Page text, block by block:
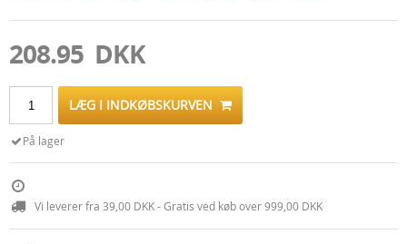
208.95 DKK
LÆG I INDKØBSKURVEN
På lager
Vi leverer fra 39,00 DKK - Gratis ved køb over 999,00 DKK